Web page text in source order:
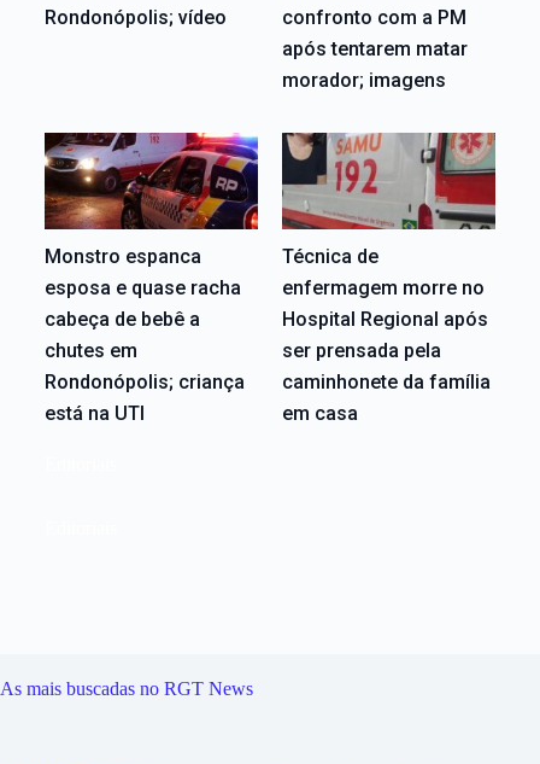
Rondonópolis; vídeo
confronto com a PM
após tentarem matar
morador; imagens
Monstro espanca
esposa e quase racha
cabeça de bebê a
chutes em
Rondonópolis; criança
está na UTI
Técnica de
enfermagem morre no
Hospital Regional após
ser prensada pela
caminhonete da família
em casa
As mais buscadas no RGT News